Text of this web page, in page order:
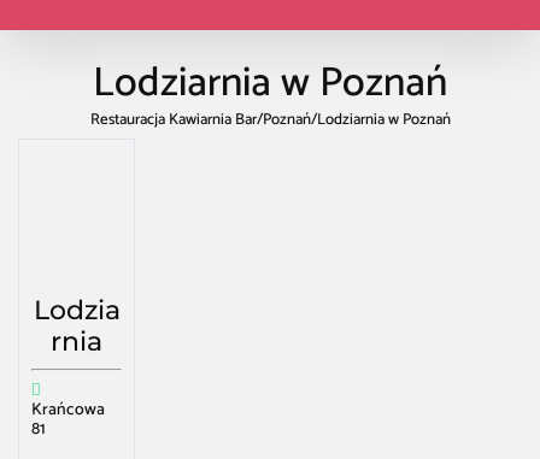
Lodziarnia w Poznań
Restauracja Kawiarnia Bar/Poznań/Lodziarnia w Poznań
Lodzia
rnia
Krańcowa
81